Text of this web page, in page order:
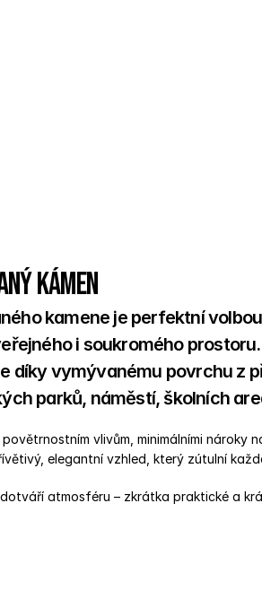
kámen
kamene je perfektní
i soukromého
díky vymývanému povrchu z
parků, náměstí, školních
vlivům, minimálními nároky
elegantní vzhled, který zútulní
atmosféru – zkrátka praktické a